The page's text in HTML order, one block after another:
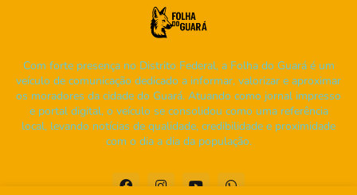
Com forte presença no Distrito Federal, a Folha do Guará é um
veículo de comunicação dedicado a informar, valorizar e aproximar
os moradores da cidade do Guará. Atuando como jornal impresso
e portal digital, o veículo se consolidou como uma referência
local, levando notícias de qualidade, credibilidade e proximidade
com o dia a dia da população.